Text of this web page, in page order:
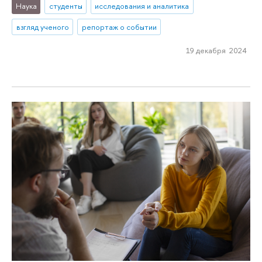
Наука студенты
исследования и аналитика
взгляд ученого
репортаж о событии
19 декабря 2024